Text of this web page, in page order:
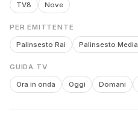
TV8
Nove
PER EMITTENTE
Palinsesto Rai Palinsesto
GUIDA TV
Ora in onda Oggi Domani